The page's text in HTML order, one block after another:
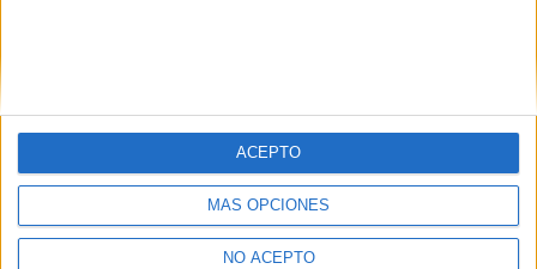
MÁS OPCIONES
NO ACEPTO
ACEPTO